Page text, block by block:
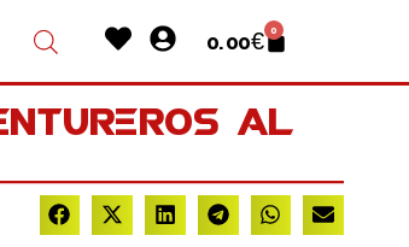
HeartUser-
circle
0.00€ 0
Cart
Al